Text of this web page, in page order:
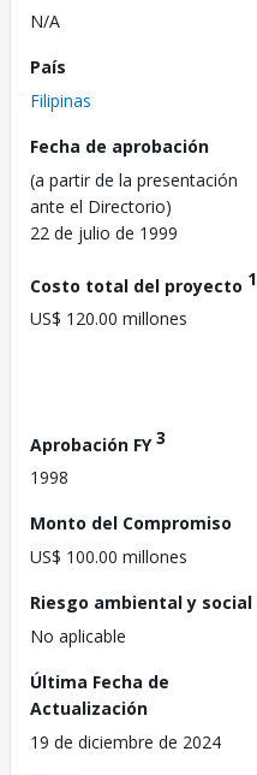
N/A
País
Filipinas
Fecha de aprobación
(a partir de la presentación
ante el Directorio)
22 de julio de 1999
Costo total del proyecto 1
US$ 120.00 millones
Aprobación FY3
1998
Monto del Compromiso
US$ 100.00 millones
Riesgo ambiental y social
No aplicable
Última Fecha de
Actualización
19 de diciembre de 2024